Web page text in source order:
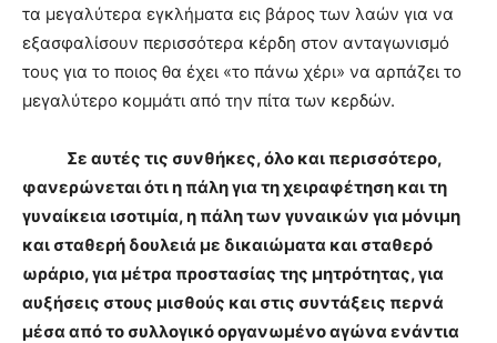
τα μεγαλύτερα εγκλήματα εις βάρος των λαών για να
εξασφαλίσουν περισσότερα κέρδη στον ανταγωνισμό
τους για το ποιος θα έχει «το πάνω χέρι» να αρπάζει το
μεγαλύτερο κομμάτι από την πίτα των κερδών.
Σε αυτές τις συνθήκες, όλο και περισσότερο,
φανερώνεται ότι η πάλη για τη χειραφέτηση και τη
γυναίκεια ισοτιμία, η πάλη των γυναικών για μόνιμη
και σταθερή δουλειά με δικαιώματα και σταθερό
ωράριο, για μέτρα προστασίας της μητρότητας, για
αυξήσεις στους μισθούς και στις συντάξεις περνά
μέσα από το συλλογικό οργανωμένο αγώνα ενάντια